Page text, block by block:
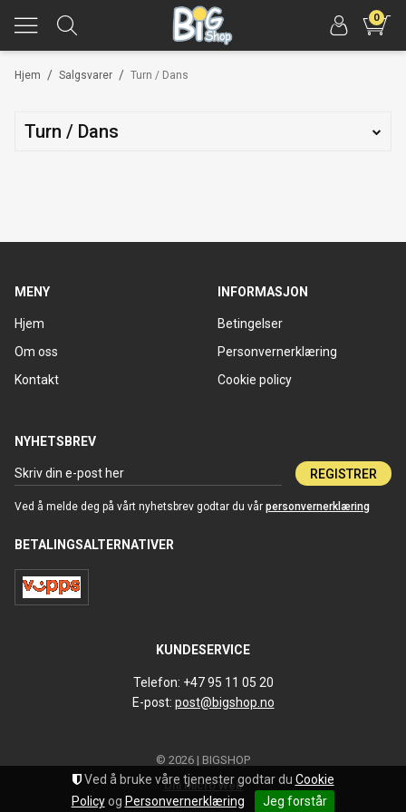
Ved å bruke våre tjenester godtar du Cookie
Policyog Personvernerklæring Jeg forstår
0
/
Hjem /
Salgsvarer Turn / Dans
Turn / Dans
MENY
Hjem
Om oss
Kontakt
INFORMASJON
Betingelser
Personvernerklæring
Cookie policy
NYHETSBREV
REGISTRER
Ved å melde deg på vårt nyhetsbrev godtar du vår personvernerklæring
BETALINGSALTERNATIVER
KUNDESERVICE
Telefon: +47 95 11 05 20
E-post: post@bigshop.no
© 2026 | BIGSHOP
Uni Micro Web